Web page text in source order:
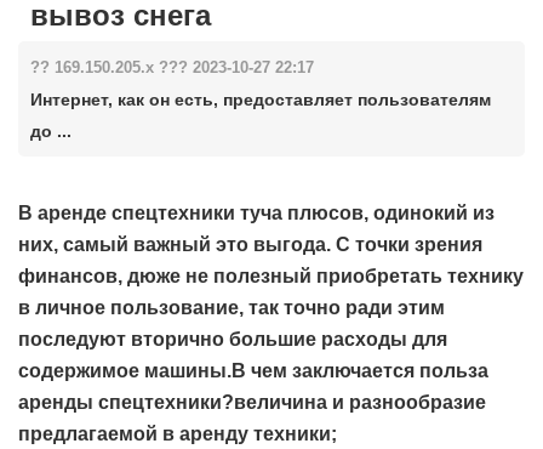
вывоз снега
?? 169.150.205.x ??? 2023-10-27 22:17
Интернет, как он есть, предоставляет пользователям
до ...
В аренде спецтехники туча плюсов, одинокий из
них, самый важный это выгода. С точки зрения
финансов, дюже не полезный приобретать технику
в личное пользование, так точно ради этим
последуют вторично большие расходы для
содержимое машины.В чем заключается польза
аренды спецтехники?величина и разнообразие
предлагаемой в аренду техники;